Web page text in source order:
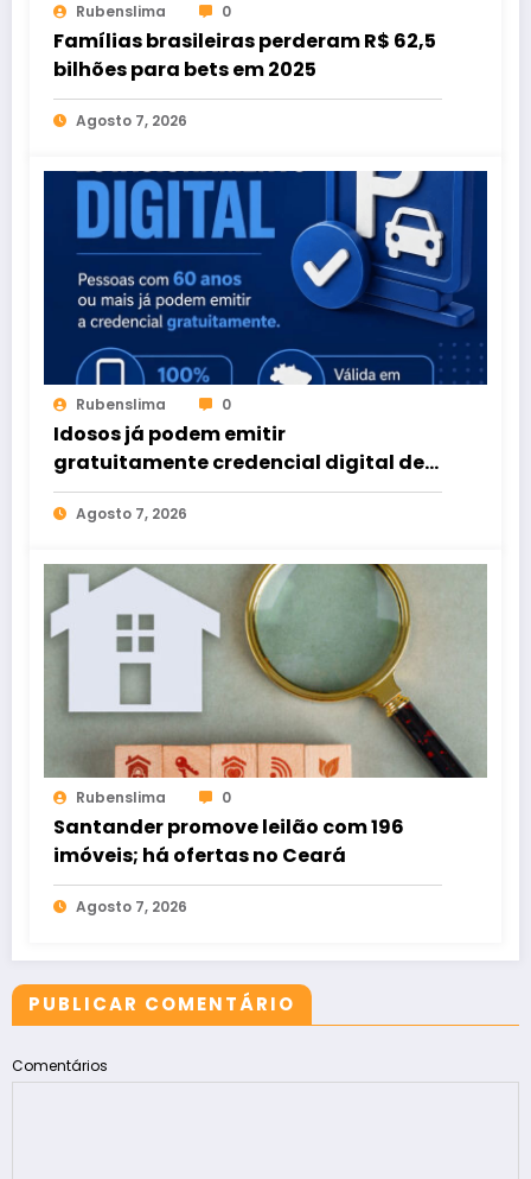
Rubenslima 0
Famílias brasileiras perderam R$ 62,5
bilhões para bets em 2025
Agosto 7, 2026
Rubenslima 0
Idosos já podem emitir
gratuitamente credencial digital de
estacionamento
Agosto 7, 2026
Rubenslima 0
Santander promove leilão com 196
imóveis; há ofertas no Ceará
Agosto 7, 2026
PUBLICAR COMENTÁRIO
Comentários